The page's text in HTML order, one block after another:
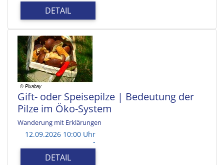
DETAIL
Gift- oder Speisepilze | Bedeutung der
Pilze im Öko-System
Wanderung mit Erklärungen
12.09.2026 10:00 Uhr
-
DETAIL